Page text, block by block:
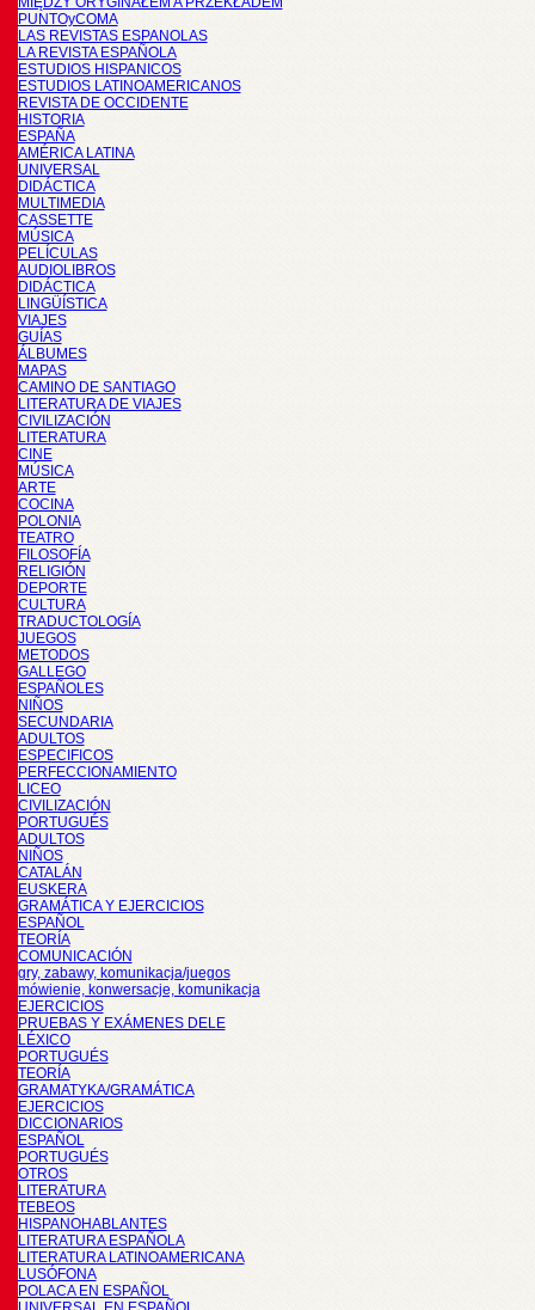
PUNTOyCOMA
LAS REVISTAS ESPANOLAS
LA REVISTA ESPAÑOLA
ESTUDIOS HISPANICOS
ESTUDIOS LATINOAMERICANOS
REVISTA DE OCCIDENTE
HISTORIA
ESPAÑA
AMÉRICA LATINA
UNIVERSAL
DIDÁCTICA
MULTIMEDIA
CASSETTE
MÚSICA
PELÍCULAS
AUDIOLIBROS
DIDÁCTICA
LINGÜÍSTICA
VIAJES
GUÍAS
ÁLBUMES
MAPAS
CAMINO DE SANTIAGO
LITERATURA DE VIAJES
CIVILIZACIÓN
LITERATURA
CINE
MÚSICA
ARTE
COCINA
POLONIA
TEATRO
FILOSOFÍA
RELIGIÓN
DEPORTE
CULTURA
TRADUCTOLOGÍA
JUEGOS
METODOS
GALLEGO
ESPAÑOLES
NIÑOS
SECUNDARIA
ADULTOS
ESPECIFICOS
PERFECCIONAMIENTO
LICEO
CIVILIZACIÓN
PORTUGUÉS
ADULTOS
NIÑOS
CATALÁN
EUSKERA
GRAMÁTICA Y EJERCICIOS
ESPAÑOL
TEORÍA
COMUNICACIÓN
gry, zabawy, komunikacja/juegos
mówienie, konwersacje, komunikacja
EJERCICIOS
PRUEBAS Y EXÁMENES DELE
LÉXICO
PORTUGUÉS
TEORÍA
GRAMATYKA/GRAMÁTICA
EJERCICIOS
DICCIONARIOS
ESPAÑOL
PORTUGUÉS
OTROS
LITERATURA
TEBEOS
HISPANOHABLANTES
LITERATURA ESPAÑOLA
LITERATURA LATINOAMERICANA
LUSÓFONA
POLACA EN ESPAÑOL